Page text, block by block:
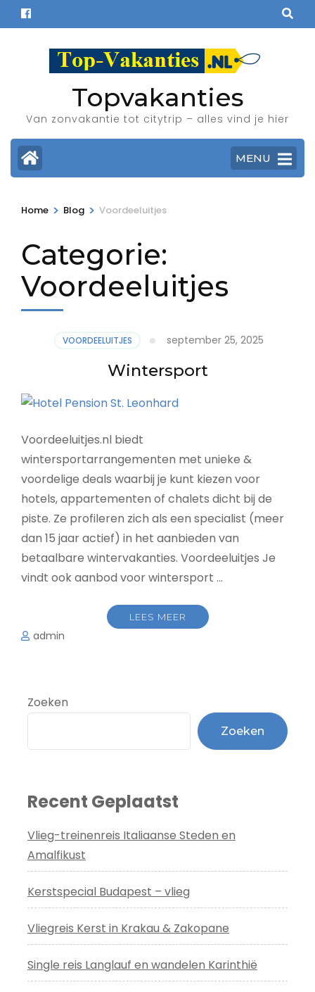
naar
Topvakanties
Van zonvakantie tot citytrip – alles vind je hier
MENU
Home > Blog > Voordeeluitjes
Categorie:
Voordeeluitjes
VOORDEELUITJES september 25, 2025
Wintersport
Voordeeluitjes.nl biedt
wintersportarrangementen met unieke &
voordelige deals waarbij je kunt kiezen voor
hotels, appartementen of chalets dicht bij de
piste. Ze profileren zich als een specialist (meer
dan 15 jaar actief) in het aanbieden van
betaalbare wintervakanties. Voordeeluitjes Je
vindt ook aanbod voor wintersport …
LEES MEER
admin
Zoeken
Zoeken
Recent Geplaatst
Vlieg-treinenreis Italiaanse Steden en
Amalfikust
Kerstspecial Budapest – vlieg
Vliegreis Kerst in Krakau & Zakopane
Single reis Langlauf en wandelen Karinthië